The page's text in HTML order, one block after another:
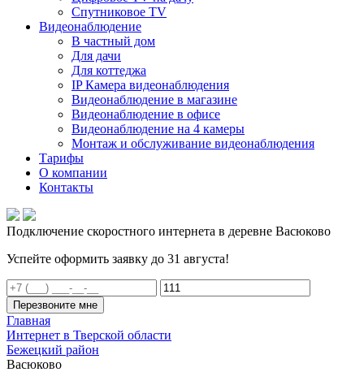
Спутниковое TV
Видеонаблюдение
В частный дом
Для дачи
Для коттеджа
IP Камера видеонаблюдения
Видеонаблюдение в магазине
Видеонаблюдение в офисе
Видеонаблюдение на 4 камеры
Монтаж и обслуживание видеонаблюдения
Тарифы
О компании
Контакты
Подключение скоростного интернета в деревне Васюково
Успейте оформить заявку до 31 августа!
Перезвоните мне
Главная
Интернет в Тверской области
Бежецкий район
Васюково